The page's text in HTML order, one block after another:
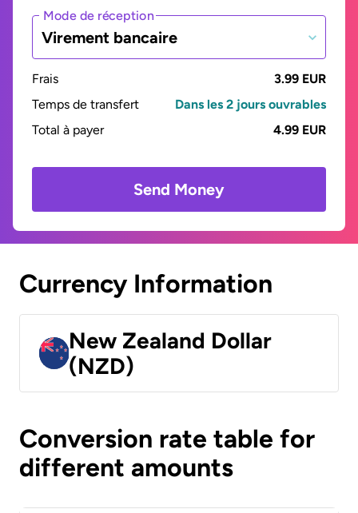
Mode de réception
Virement bancaire
Frais
3.99 EUR
Temps de transfert
Dans les 2 jours ouvrables
Total à payer
4.99 EUR
Send Money
Currency Information
New Zealand Dollar
(NZD)
Conversion rate table for
different amounts